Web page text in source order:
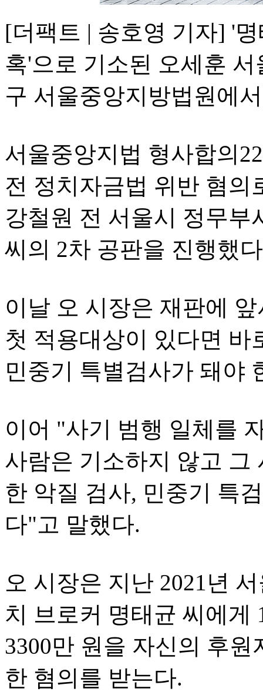
[더팩트 | 송호영 기자] '
혹'으로 기소된 오세훈
구 서울중앙지방법원에
서울중앙지법 형사합의
전 정치자금법 위반 혐의
강철원 전 서울시 정무부
씨의 2차 공판을 진행했
이날 오 시장은 재판에
첫 적용대상이 있다면 바
민중기 특별검사가 돼야
이어 "사기 범행 일체를
사람은 기소하지 않고 그
한 악질 검사, 민중기 특
다"고 말했다.
오 시장은 지난 2021년
치 브로커 명태균 씨에게
3300만 원을 자신의 후
한 혐의를 받는다.